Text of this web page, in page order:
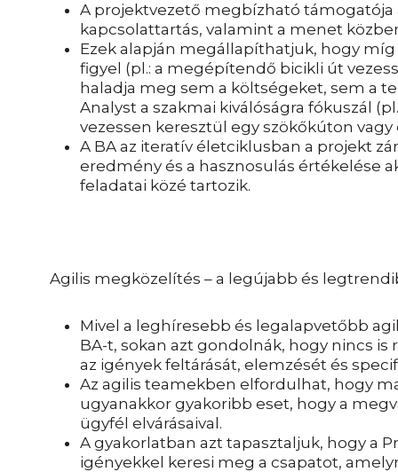
A projektvezető megbízható támogatója
kapcsolattartás, valamint a menet
Ezek alapján megállapíthatjuk, hogy
figyel (pl.: a megépítendő bicikli út
haladja meg sem a költségeket, sem a
Analyst a szakmai kiválóságra fókuszál
vezessen keresztül egy szökőkúton vagy
A BA az iteratív életciklusban a projekt
eredmény és a hasznosulás értékelése
feladatai közé tartozik.
Agilis megközelítés – a legújabb és
Mivel a leghíresebb és legalapvetőbb
BA-t, sokan azt gondolnák, hogy nincs is
az igények feltárását, elemzését és
Az agilis teamekben elfordulhat, hogy
ugyanakkor gyakoribb eset, hogy a
ügyfél elvárásaival.
A gyakorlatban azt tapasztaljuk, hogy a
igényekkel keresi meg a csapatot,